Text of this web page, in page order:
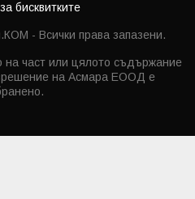
бисквитките
- Всички права запазени.
на част или цялото съдържание
на Асмара ЕООД е